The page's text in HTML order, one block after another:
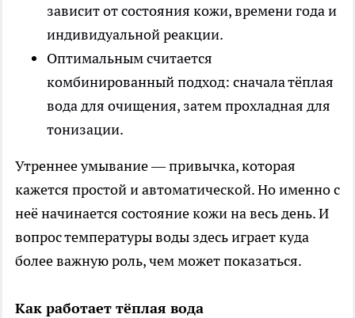
зависит от состояния кожи, времени года и
индивидуальной реакции.
Оптимальным считается
комбинированный подход: сначала тёплая
вода для очищения, затем прохладная для
тонизации.
Утреннее умывание — привычка, которая
кажется простой и автоматической. Но именно с
неё начинается состояние кожи на весь день. И
вопрос температуры воды здесь играет куда
более важную роль, чем может показаться.
Как работает тёплая вода